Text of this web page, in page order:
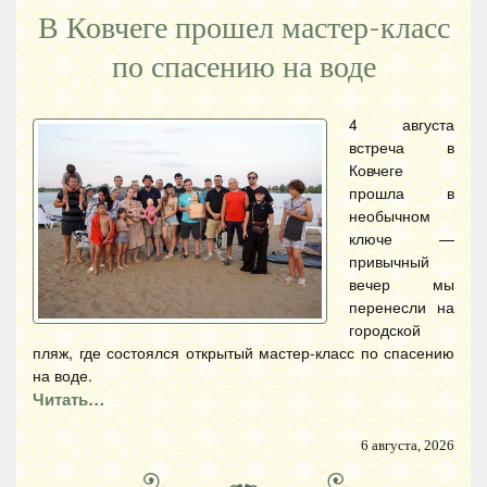
В Ковчеге прошел мастер-класс
по спасению на воде
4 августа
встреча в
Ковчеге
прошла в
необычном
ключе —
привычный
вечер мы
перенесли на
городской
пляж, где состоялся открытый мастер-класс по спасению
на воде.
Читать…
6 августа, 2026